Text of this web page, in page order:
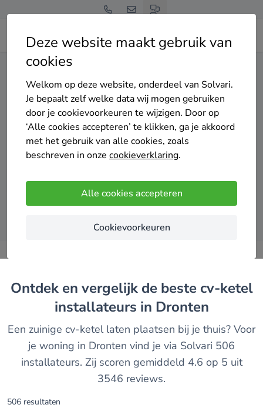
Deze website maakt gebruik van
cookies
Welkom op deze website, onderdeel van Solvari.
Je bepaalt zelf welke data wij mogen gebruiken
door je cookievoorkeuren te wijzigen. Door op
‘Alle cookies accepteren’ te klikken, ga je akkoord
met het gebruik van alle cookies, zoals
beschreven in onze cookieverklaring.
Alle cookies accepteren
Cookievoorkeuren
Home Cv-ketel
Gratis en vrijblijvend
Top 20 cv-ketel
installateurs in Dronten
Vergelijk offertes
Ontdek en vergelijk de beste cv-ketel
installateurs in Dronten
Een zuinige cv-ketel laten plaatsen bij je thuis? Voor
je woning in Dronten vind je via Solvari 506
installateurs. Zij scoren gemiddeld 4.6 op 5 uit
3546 reviews.
506 resultaten